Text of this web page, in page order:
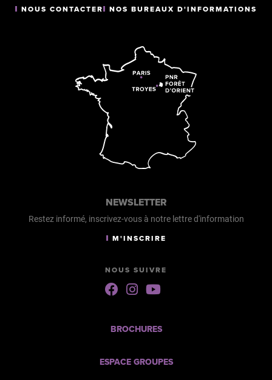
NOUS CONTACTER NOS BUREAUX D'INFORMATIONS
NEWSLETTER
Restez informé, inscrivez-vous à notre lettre d'information
M'INSCRIRE
NOUS SUIVRE
Suivez-
Facebook
Suivez-
Instagram
Youtube
BROCHURES
ESPACE GROUPES